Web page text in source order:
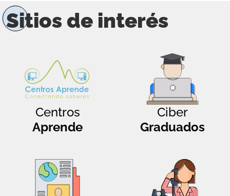
Sitios de interés
Centros
Aprende
Ciber
Graduados